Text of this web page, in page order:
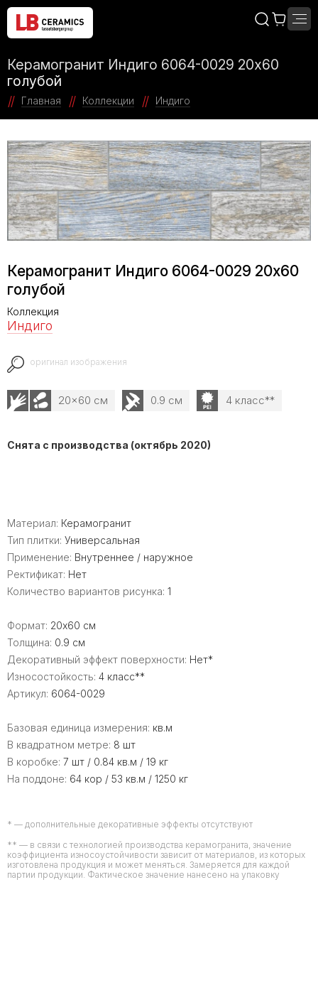
Керамогранит Индиго 6064-0029 20х60
голубой
Главная Коллекции Индиго
Керамогранит Индиго 6064-0029 20х60
голубой
Коллекция
Индиго
оригинал изображения
20x60 см 0.9 см 4 класс**
Снята с производства (октябрь 2020)
Материал: Керамогранит
Тип плитки: Универсальная
Применение: Внутреннее / наружное
Ректификат: Нет
Количество вариантов рисунка: 1
Формат: 20x60 см
Толщина: 0.9 см
Декоративный эффект поверхности: Нет*
Износостойкость: 4 класс**
Артикул: 6064-0029
Базовая единица измерения: кв.м
В квадратном метре: 8 шт
В коробке: 7 шт / 0.84 кв.м / 19 кг
На поддоне: 64 кор / 53 кв.м / 1250 кг
* — дополнительные декоративные эффекты отсутствуют
** — в связи с технологией производства керамогранита, значение
коэффициента износоустойчивости зависит от материалов, из которых
изготовлена продукция и может меняться. Замеряется для каждой
партии продукции. Фактическое значение нанесено на упаковку